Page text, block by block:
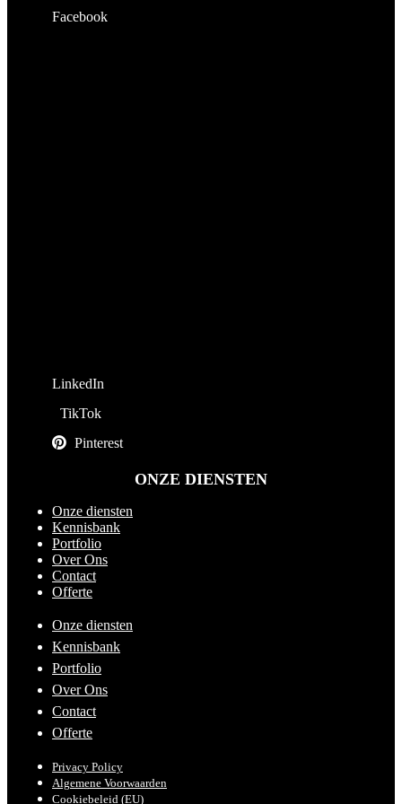
Facebook
LinkedIn
TikTok
Pinterest
ONZE DIENSTEN
Onze diensten
Kennisbank
Portfolio
Over Ons
Contact
Offerte
Onze diensten
Kennisbank
Portfolio
Over Ons
Contact
Offerte
Privacy Policy
Algemene Voorwaarden
Cookiebeleid (EU)